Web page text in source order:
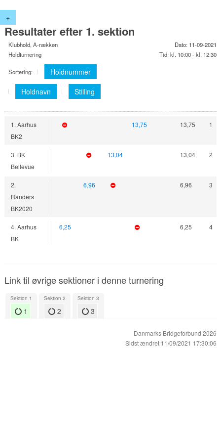
+
Resultater efter 1. sektion
Klubhold, A-rækken
Holdturnering
Sortering:
Holdnummer
Holdnavn
Stilling
Dato: 11-09-2021
Tid: kl. 10:00 - kl. 12:30
1. Aarhus
BK2
13,75 13,75 1
3. BK
Bellevue
13,04 13,04 2
2.
Randers
BK2020
6,96 6,96 3
4. Aarhus
BK
6,25 6,25 4
Link til øvrige sektioner i denne turnering
Sektion 1
1
Sektion 2
2
Sektion 3
3
Danmarks Bridgeforbund 2026
Sidst ændret 11/09/2021 17:30:06